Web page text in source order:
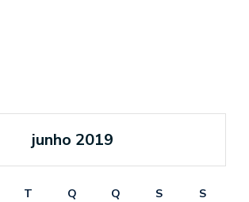
junho 2019
T Q Q S
S